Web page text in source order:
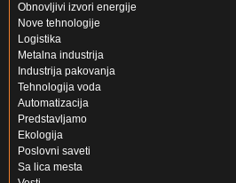
Obnovljivi izvori energije
Nove tehnologije
Logistika
Metalna industrija
Industrija pakovanja
Tehnologija voda
Automatizacija
Predstavljamo
Ekologija
Poslovni saveti
Sa lica mesta